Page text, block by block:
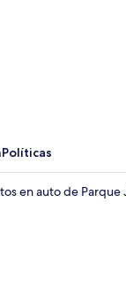
Políticas
en auto de